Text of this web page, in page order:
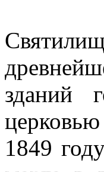
зданий
1849